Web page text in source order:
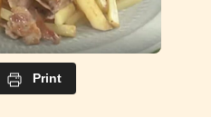
Print